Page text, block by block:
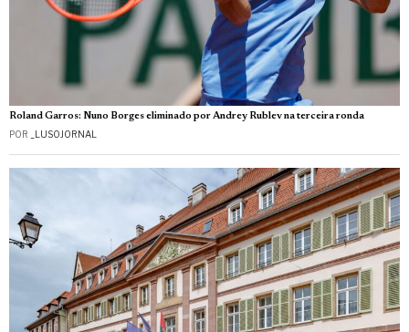
Roland Garros: Nuno Borges eliminado por Andrey Rublev na terceira ronda
POR _LUSOJORNAL